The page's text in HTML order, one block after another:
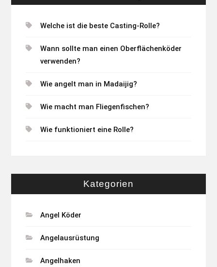
Welche ist die beste Casting-Rolle?
Wann sollte man einen Oberflächenköder
verwenden?
Wie angelt man in Madaijig?
Wie macht man Fliegenfischen?
Wie funktioniert eine Rolle?
Kategorien
Angel Köder
Angelausrüstung
Angelhaken